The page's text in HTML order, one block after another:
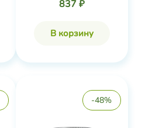
837 ₽
В корзину
-48%